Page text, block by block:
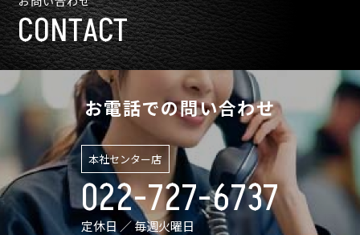
CONTACT
お電話での問い合わせ
本社センター店
022-727-6737
定休日 ／ 毎週火曜日